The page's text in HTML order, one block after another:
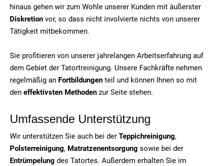
hinaus gehen wir zum Wohle unserer Kunden mit äußerster
Diskretion vor, so dass nicht involvierte nichts von unserer
Tätigkeit mitbekommen.
Sie profitieren von unserer jahrelangen Arbeitserfahrung auf
dem Gebiet der Tatortreinigung. Unsere Fachkräfte nehmen
regelmäßig an Fortbildungen teil und können Ihnen so mit
den effektivsten Methoden zur Seite stehen.
Umfassende Unterstützung
Wir unterstützen Sie auch bei der Teppichreinigung,
Polsterreinigung, Matratzenentsorgung sowie bei der
Entrümpelung des Tatortes. Außerdem erhalten Sie im